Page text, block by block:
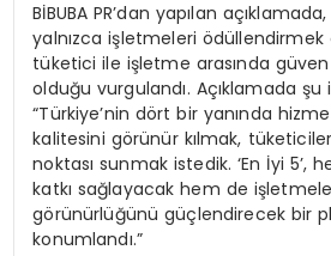
BİBUBA PR’dan yapılan
yalnızca işletmeleri ödüllendirmek
tüketici ile işletme arasında
olduğu vurgulandı. Açıklamada
“Türkiye’nin dört bir yanında
kalitesini görünür kılmak,
noktası sunmak istedik. ‘En İyi 5’,
katkı sağlayacak hem de
görünürlüğünü güçlendirecek bir
konumlandı.”